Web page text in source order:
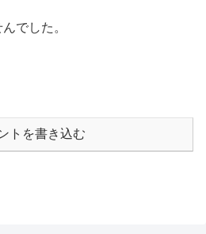
でした。
トを書き込む